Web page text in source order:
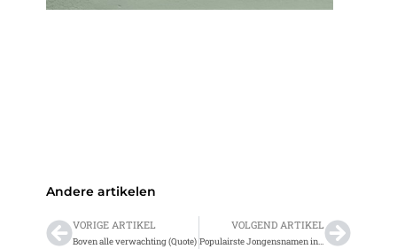
Andere artikelen
Vorige
VORIGE ARTIKEL
Boven alle verwachting (Quote)
VOLGEND ARTIKEL
Populairste Jongensnamen in 2019 (Stijgers en Dalers)